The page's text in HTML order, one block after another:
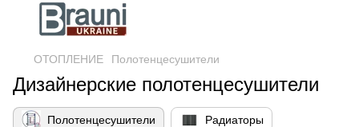
ОТОПЛЕНИЕ Полотенцесушители
Дизайнерские полотенцесушители
Полотенцесушители Радиаторы